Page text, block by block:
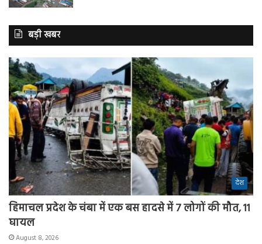
बड़ी खबर
देश
हिमाचल प्रदेश के चंबा में एक बस हादसे में 7 लोगों की मौत, 11
घायल
August 8, 2026